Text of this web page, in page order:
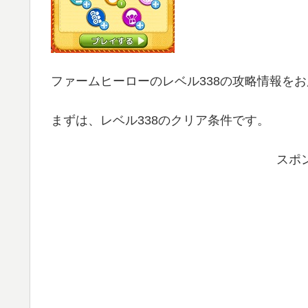
ファームヒーローのレベル338の攻略情報をお
まずは、レベル338のクリア条件です。
スポ